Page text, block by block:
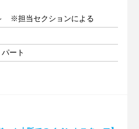
※担当セクションによる
ート